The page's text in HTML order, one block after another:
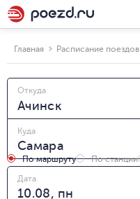
Главная Расписание поездов
Откуда
Куда
По маршруту По станции
Дата